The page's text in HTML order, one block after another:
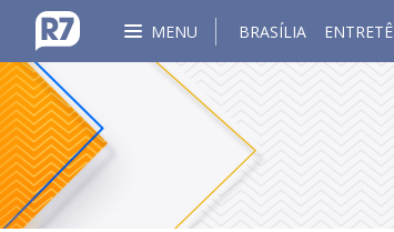
MENU BRASÍLIA ENTRETÊ